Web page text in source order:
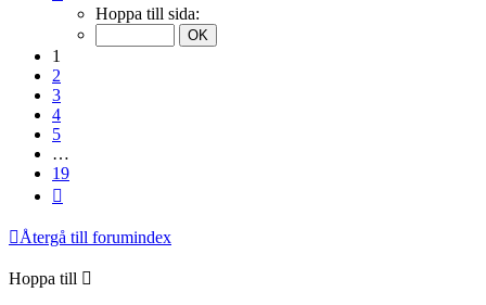
Hoppa till sida:
1
2
3
4
5
…
19
Återgå till forumindex
Hoppa till